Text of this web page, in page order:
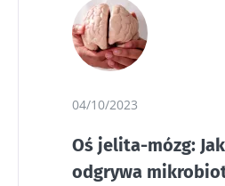
04/10/2023
Oś jelita-mózg:
odgrywa